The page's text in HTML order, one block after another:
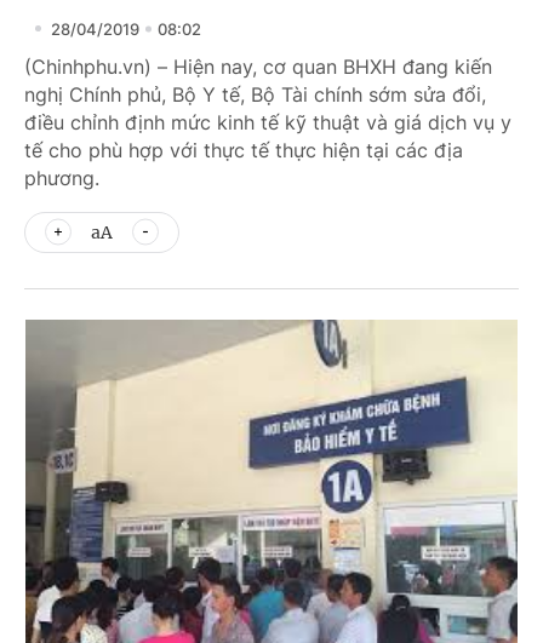
28/04/2019 08:02
(Chinhphu.vn) – Hiện nay, cơ quan BHXH đang kiến
nghị Chính phủ, Bộ Y tế, Bộ Tài chính sớm sửa đổi,
điều chỉnh định mức kinh tế kỹ thuật và giá dịch vụ y
tế cho phù hợp với thực tế thực hiện tại các địa
phương.
aA